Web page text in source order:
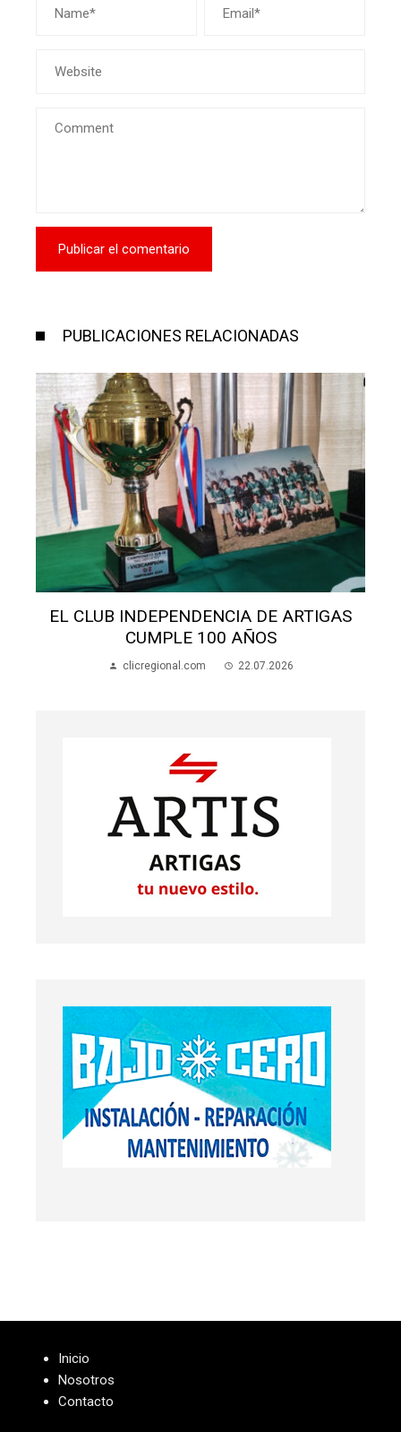
PUBLICACIONES RELACIONADAS
EL CLUB INDEPENDENCIA DE ARTIGAS
CUMPLE 100 AÑOS
clicregional.com 22.07.2026
Inicio
Nosotros
Contacto